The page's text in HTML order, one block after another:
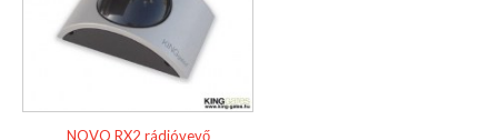
NOVO RX2 rádióvevő